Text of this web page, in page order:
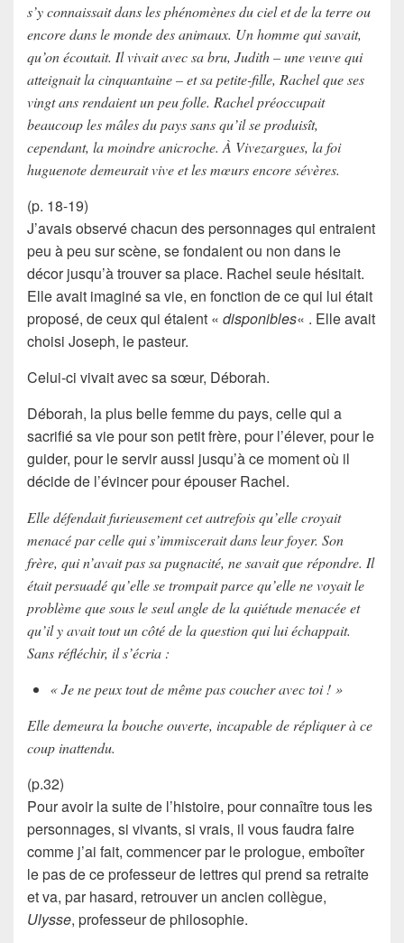
s’y connaissait dans les phénomènes du ciel et de la terre ou
encore dans le monde des animaux. Un homme qui savait,
qu’on écoutait. Il vivait avec sa bru, Judith – une veuve qui
atteignait la cinquantaine – et sa petite-fille, Rachel que ses
vingt ans rendaient un peu folle. Rachel préoccupait
beaucoup les mâles du pays sans qu’il se produisît,
cependant, la moindre anicroche. À Vivezargues, la foi
huguenote demeurait vive et les mœurs encore sévères.
(p. 18-19)
J’avais observé chacun des personnages qui entraient
peu à peu sur scène, se fondaient ou non dans le
décor jusqu’à trouver sa place. Rachel seule hésitait.
Elle avait imaginé sa vie, en fonction de ce qui lui était
proposé, de ceux qui étaient « disponibles« . Elle avait
choisi Joseph, le pasteur.
Celui-ci vivait avec sa sœur, Déborah.
Déborah, la plus belle femme du pays, celle qui a
sacrifié sa viepour son petit frère, pour l’élever, pour le
guider, pour le servir aussi jusqu’à ce moment où il
décide de l’évincer pour épouserRachel.
Elle défendait furieusement cet autrefois qu’elle croyait
menacé par celle qui s’immiscerait dans leur foyer. Son
frère, qui n’avait pas sa pugnacité, ne savait que répondre. Il
était persuadé qu’elle se trompait parce qu’elle ne voyait le
problème que sous le seul angle de la quiétude menacée et
qu’il y avait tout un côté de la question qui lui échappait.
Sans réfléchir, il s’écria :
« Je ne peux tout de même pas coucher avec toi ! »
Elle demeura la bouche ouverte, incapable de répliquer à ce
coup inattendu.
(p.32)
Pour avoirla suite de l’histoire, pour connaître tous les
personnages, si vivants, si vrais, il vous faudra faire
comme j’ai fait, commencer par leprologue, emboîter
le pas de ce professeur de lettres qui prend sa retraite
et va, par hasard, retrouver un ancien collègue,
Ulysse, professeur de philosophie.